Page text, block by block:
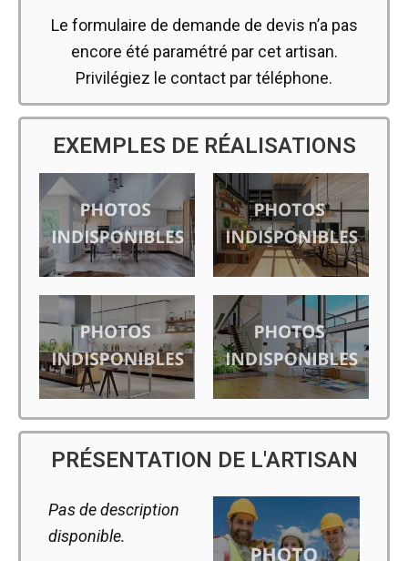
Le formulaire de demande de devis n’a pas
encore été paramétré par cet artisan.
Privilégiez le contact par téléphone.
EXEMPLES DE RÉALISATIONS
PRÉSENTATION DE L'ARTISAN
Pas de description
disponible.